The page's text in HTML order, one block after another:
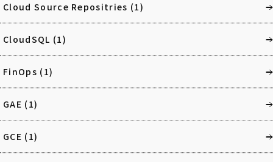
Cloud Source Repositries (1)
CloudSQL (1)
FinOps (1)
GAE (1)
GCE (1)